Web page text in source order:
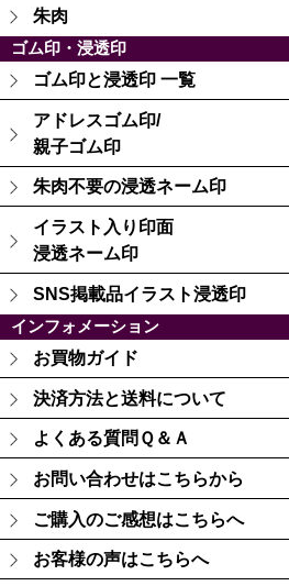
朱肉
ゴム印・浸透印
ゴム印と浸透印 一覧
アドレスゴム印/
親子ゴム印
朱肉不要の浸透ネーム印
イラスト入り印面
浸透ネーム印
SNS掲載品イラスト浸透印
インフォメーション
お買物ガイド
決済方法と送料について
よくある質問Ｑ＆Ａ
お問い合わせはこちらから
ご購入のご感想はこちらへ
お客様の声はこちらへ